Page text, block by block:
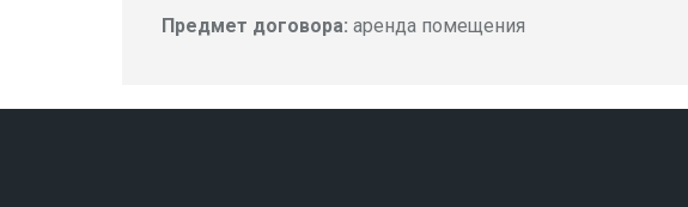
Предмет договора: аренда помещения